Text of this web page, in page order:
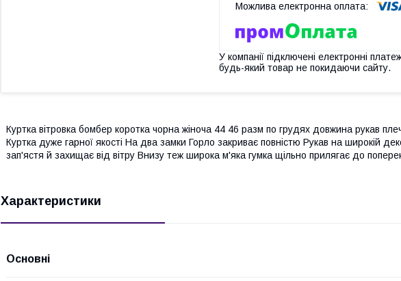
У компанії підключені електронні
будь-який товар не покидаючи сайту.
Куртка вітровка бомбер коротка чорна жіноча 44 46 разм по грудях довжина рукав
Куртка дуже гарної якості На два замки Горло закриває повністю Рукав на широкій
зап'ястя й захищає від вітру Внизу теж широка м'яка гумка щільно прилягає до
Характеристики
Основні